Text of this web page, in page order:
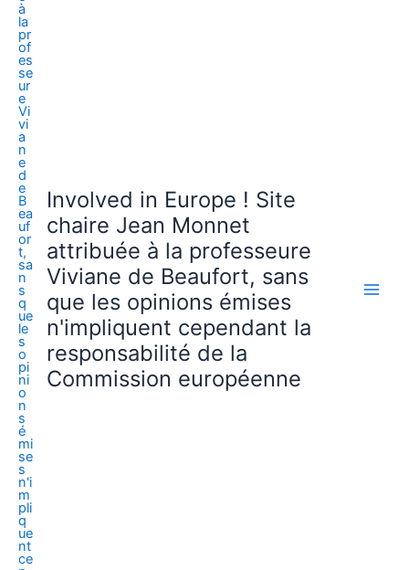
Involved in Europe ! Site
chaire Jean Monnet
attribuée à la professeure
Viviane de Beaufort, sans
que les opinions émises
n'impliquent cependant la
responsabilité de la
Commission européenne